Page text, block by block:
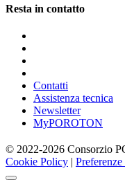
Resta in contatto
Contatti
Assistenza tecnica
Newsletter
MyPOROTON
© 2022-2026 Consorzio
Cookie Policy |